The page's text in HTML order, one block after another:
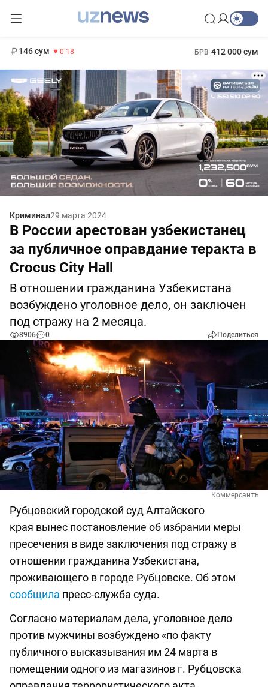
146 сум -0.18 БРВ 412 000 сум
Криминал29 марта 2024
В России арестован узбекистанец
за публичное оправдание теракта в
Crocus City Hall
В отношении гражданина Узбекистана
возбуждено уголовное дело, он заключен
под стражу на 2 месяца.
8906 0 Поделиться
Коммерсантъ
Рубцовский городской суд Алтайского
края вынес постановление об избрании меры
пресечения в виде заключения под стражу в
отношении гражданина Узбекистана,
проживающего в городе Рубцовске. Об этом
сообщила пресс-служба суда.
Согласно материалам дела, уголовное дело
против мужчины возбуждено «по факту
публичного высказывания им 24 марта в
помещении одного из магазинов г. Рубцовска